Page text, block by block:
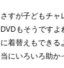
さすが子どもチャ
DVDもそうです
に着替えもできる
当にいろいろ助か